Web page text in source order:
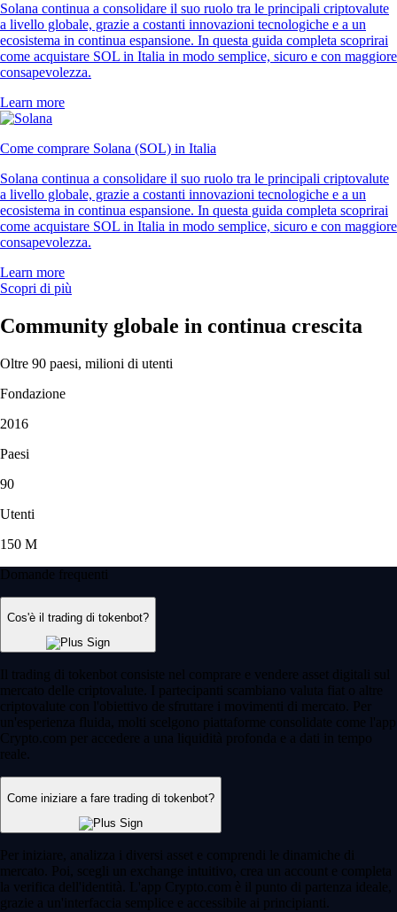
Solana continua a consolidare il suo ruolo tra le principali criptovalute
a livello globale, grazie a costanti innovazioni tecnologiche e a un
ecosistema in continua espansione. In questa guida completa scoprirai
come acquistare SOL in Italia in modo semplice, sicuro e con maggiore
consapevolezza.
Learn more
Come comprare Solana (SOL) in Italia
Solana continua a consolidare il suo ruolo tra le principali criptovalute
a livello globale, grazie a costanti innovazioni tecnologiche e a un
ecosistema in continua espansione. In questa guida completa scoprirai
come acquistare SOL in Italia in modo semplice, sicuro e con maggiore
consapevolezza.
Learn more
Scopri di più
Community globale in continua crescita
Oltre 90 paesi, milioni di utenti
Fondazione
2016
Paesi
90
Utenti
150 M
Domande frequenti
Cos'è il trading di tokenbot?
Il trading di tokenbot consiste nel comprare e vendere asset digitali sul
mercato delle criptovalute. I partecipanti scambiano valuta fiat o altre
criptovalute con l'obiettivo de sfruttare i movimenti di mercato. Per
un'esperienza fluida, molti scelgono piattaforme consolidate come l'app
Crypto.com per accedere a una liquidità profonda e a dati in tempo
reale.
Come iniziare a fare trading di tokenbot?
Per iniziare, analizza i diversi asset e comprendi le dinamiche di
mercato. Poi, scegli un exchange intuitivo, crea un account e completa
la verifica dell'identità. L'app Crypto.com è il punto di partenza ideale,
grazie a un'interfaccia semplice e accessibile ai principianti.